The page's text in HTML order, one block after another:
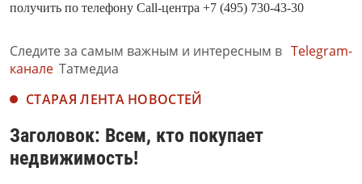
получить по телефону Call-центра +7 (495) 730-43-30
Следите за самым важным и интересным в Telegram-
канале Татмедиа
СТАРАЯ ЛЕНТА НОВОСТЕЙ
Заголовок: Всем, кто покупает
недвижимость!